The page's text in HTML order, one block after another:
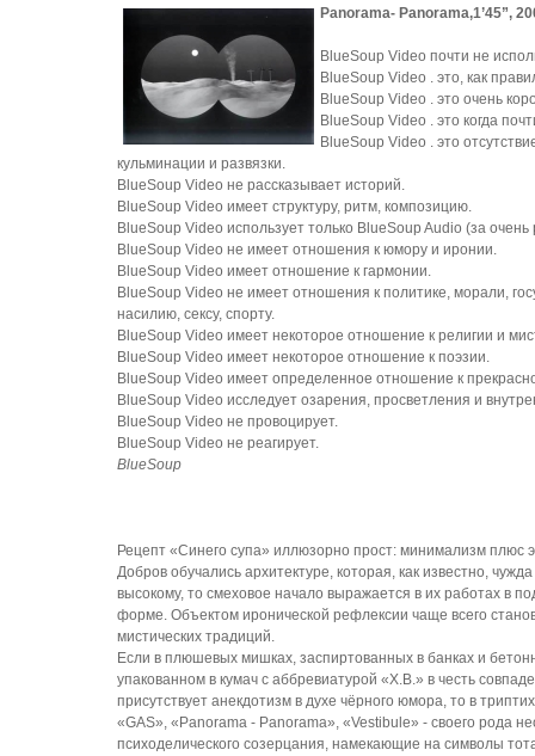
Panorama- Panorama,1’45”,
BlueSoup Video почти не
BlueSoup Video . это, как
BlueSoup Video . это очень
BlueSoup Video . это когда
BlueSoup Video . это
кульминации и развязки.
BlueSoup Video не рассказывает историй.
BlueSoup Video имеет структуру, ритм, композицию.
BlueSoup Video использует только BlueSoup Audio (за
BlueSoup Video не имеет отношения к юмору и иронии.
BlueSoup Video имеет отношение к гармонии.
BlueSoup Video не имеет отношения к политике, морали,
насилию, сексу, спорту.
BlueSoup Video имеет некоторое отношение к религии и
BlueSoup Video имеет некоторое отношение к поэзии.
BlueSoup Video имеет определенное отношение к
BlueSoup Video исследует озарения, просветления и
BlueSoup Video не провоцирует.
BlueSoup Video не реагирует.
BlueSoup
Рецепт «Синего супа» иллюзорно прост: минимализм плюс
Добров обучались архитектуре, которая, как известно,
высокому, то смеховое начало выражается в их работах в
форме. Объектом иронической рефлексии чаще всего
мистических традиций.
Если в плюшевых мишках, заспиртованных в банках и
упакованном в кумач с аббревиатурой «Х.В.» в честь
присутствует анекдотизм в духе чёрного юмора, то в
«GAS», «Panorama - Panorama», «Vestibule» - своего рода
психоделического созерцания, намекающие на символы